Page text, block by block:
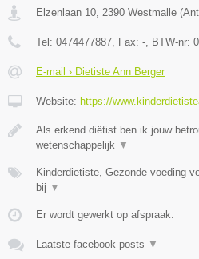
Elzenlaan 10, 2390 Westmalle (
Tel: 0474477887, Fax: -, BTW-nr:
E-mail › Dietiste Ann Berger
Website: https://
Als erkend diëtist ben ik jouw
wetenschappelijk ▼
Kinderdietiste, Gezonde voeding
bij ▼
Er wordt gewerkt op afspraak.
Laatste facebook posts ▼